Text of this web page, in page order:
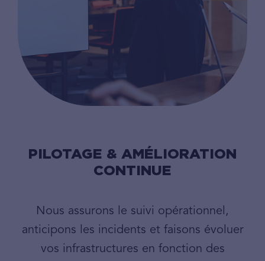
PILOTAGE & AMÉLIORATION
CONTINUE
Nous assurons le suivi opérationnel,
anticipons les incidents et faisons évoluer
vos infrastructures en fonction des